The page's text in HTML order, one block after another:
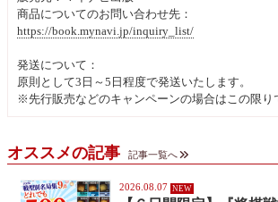
商品についてのお問い合わせ先：
https://book.mynavi.jp/inquiry_list/
発送について：
原則として3日～5日程度で発送いたします。
※先行販売などのキャンペーンの場合はこの限り
オススメの記事 記事一覧へ
2026.08.07